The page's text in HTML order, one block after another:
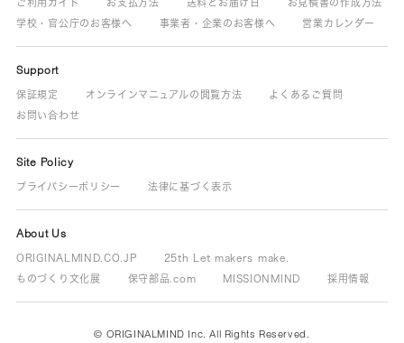
学校・官公庁のお客様へ
事業者・企業のお客様へ 営業カレンダー
Support
保証規定 オンラインマニュアルの閲覧方法
よくあるご質問
お問い合わせ
Site Policy
プライバシーポリシー 法律に基づく表示
About Us
ORIGINALMIND.CO.JP
25th Let makers make.
ものづくり文化展
保守部品.com MISSIONMIND 採用情報
© ORIGINALMIND Inc. All Rights Reserved.